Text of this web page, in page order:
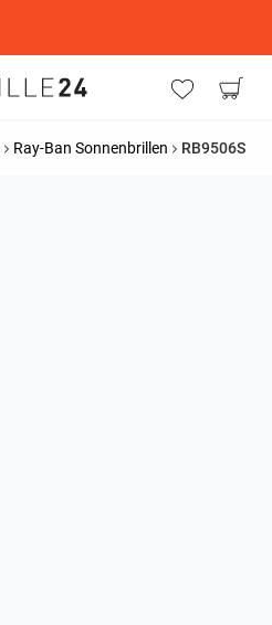
Ray-Ban Sonnenbrillen RB9506S